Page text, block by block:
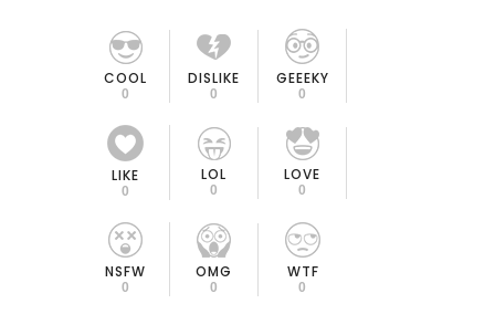
COOL
0
DISLIKE
0
GEEEKY
0
LIKE
0
LOL
0
LOVE
0
NSFW
0
OMG
0
WTF
0